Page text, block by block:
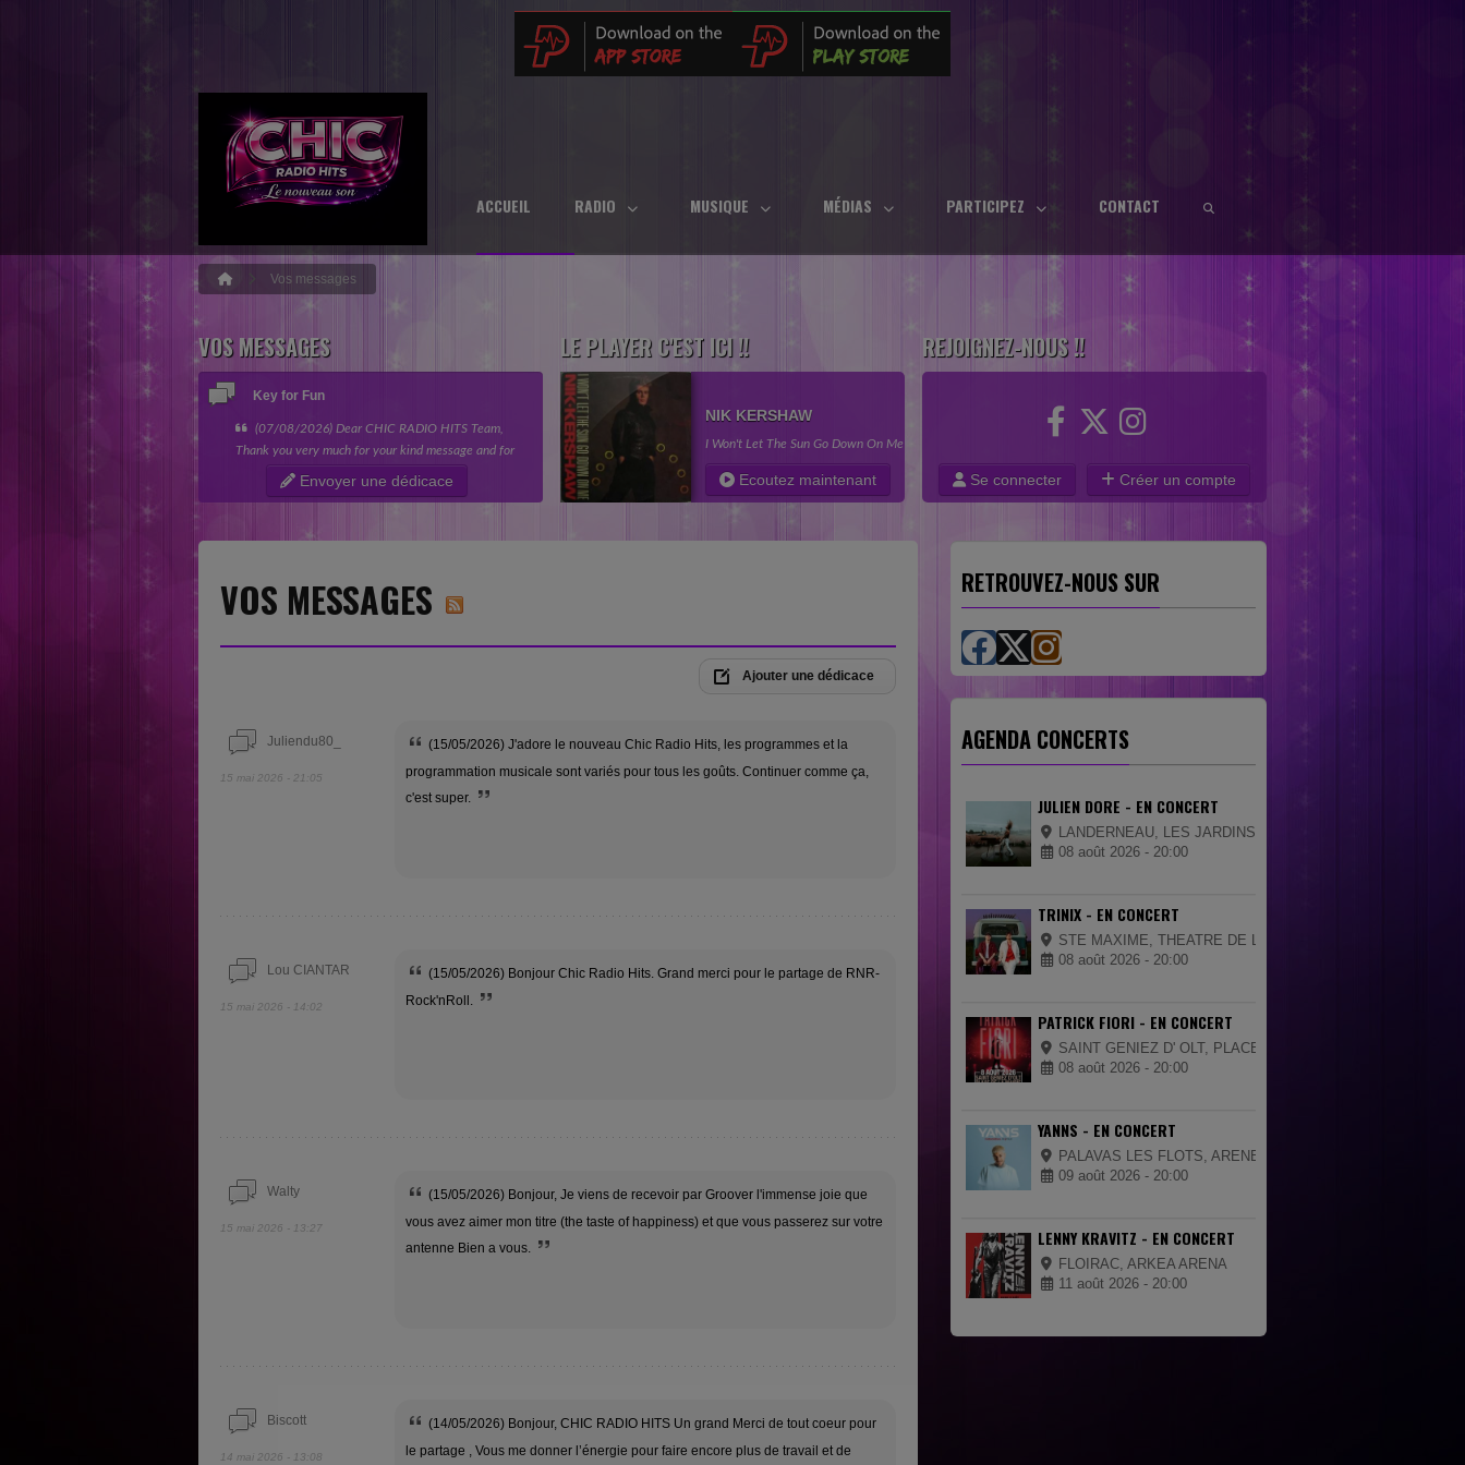
ACCUEIL RADIO MUSIQUE MÉDIAS PARTICIPEZ CONTACT
Vos messages
VOS MESSAGES
Key for Fun
(07/08/2026) Dear CHIC RADIO HITS Team,
Thank you very much for your kind message and for
giving my song the opportunity to be featured in your
“Nouvelles sensations” category....
Envoyer une dédicace
LE PLAYER C'EST ICI !!
NIK KERSHAW
I Won't Let The Sun Go Down On Me (1983)
Ecoutez maintenant
REJOIGNEZ-NOUS !!
Se connecter Créer un compte
VOS MESSAGES
Ajouter une dédicace
Juliendu80_
15 mai 2026 - 21:05
(15/05/2026) J'adore le nouveau Chic Radio Hits, les programmes et la
programmation musicale sont variés pour tous les goûts. Continuer comme ça,
c'est super.
Lou CIANTAR
15 mai 2026 - 14:02
(15/05/2026) Bonjour Chic Radio Hits. Grand merci pour le partage de RNR-
Rock'nRoll.
Walty
15 mai 2026 - 13:27
(15/05/2026) Bonjour, Je viens de recevoir par Groover l'immense joie que
vous avez aimer mon titre (the taste of happiness) et que vous passerez sur votre
antenne Bien a vous.
Biscott
14 mai 2026 - 13:08
(14/05/2026) Bonjour, CHIC RADIO HITS Un grand Merci de tout coeur pour
le partage , Vous me donner l’énergie pour faire encore plus de travail et de
RETROUVEZ-NOUS SUR
AGENDA CONCERTS
JULIEN DORE - EN CONCERT
LANDERNEAU, LES JARDINS DE LA PALUD
08 août 2026 - 20:00
TRINIX - EN CONCERT
STE MAXIME, THEATRE DE LA MER
08 août 2026 - 20:00
PATRICK FIORI - EN CONCERT
SAINT GENIEZ D' OLT, PLACE DE LA MAIRIE
08 août 2026 - 20:00
YANNS - EN CONCERT
PALAVAS LES FLOTS, ARENES DE PALAVAS
09 août 2026 - 20:00
LENNY KRAVITZ - EN CONCERT
FLOIRAC, ARKEA ARENA
11 août 2026 - 20:00